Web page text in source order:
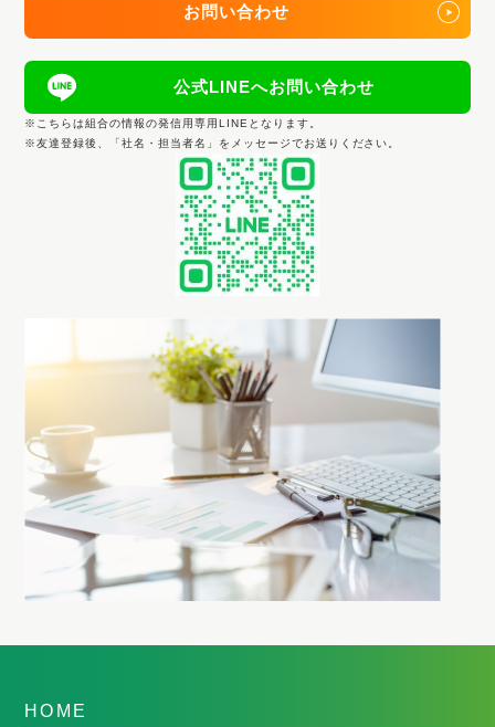
お問い合わせ
公式LINEへお問い合わせ
※こちらは組合の情報の発信用専用LINEとなります。
※友達登録後、「社名・担当者名」をメッセージでお送りください。
HOME